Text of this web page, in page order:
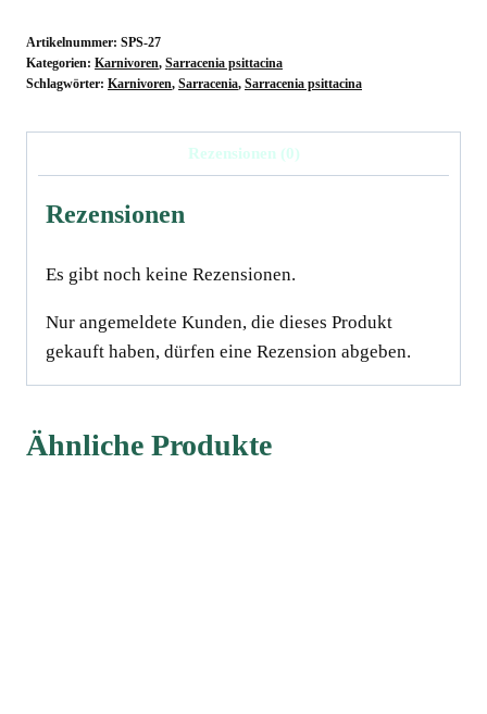
Florida,
#
Menge
Artikelnummer: SPS-27
Kategorien: Karnivoren, Sarracenia psittacina
Schlagwörter: Karnivoren, Sarracenia, Sarracenia psittacina
Rezensionen (0)
Rezensionen
Es gibt noch keine Rezensionen.
Nur angemeldete Kunden, die dieses Produkt
gekauft haben, dürfen eine Rezension abgeben.
Ähnliche Produkte